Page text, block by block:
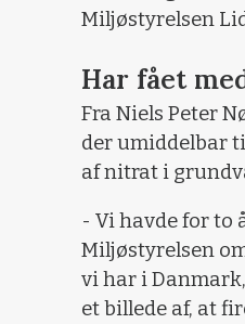
Miljøstyrelsen
Har fået
Fra Niels Peter
der umiddelbar
af nitrat i
- Vi havde for to
Miljøstyrelsen
vi har i
et billede af, at